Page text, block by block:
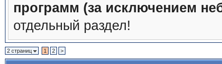
программ (за исключением
отдельный раздел!
2 страниц 1 2 >